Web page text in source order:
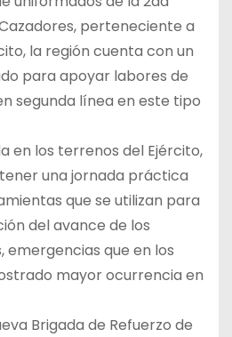
perteneciente a
la región cuenta con un
para apoyar labores de
segunda línea en este tipo
en los terrenos del Ejército,
una jornada práctica
que se utilizan para
del avance de los
emergencias que en los
mayor ocurrencia en
Brigada de Refuerzo de